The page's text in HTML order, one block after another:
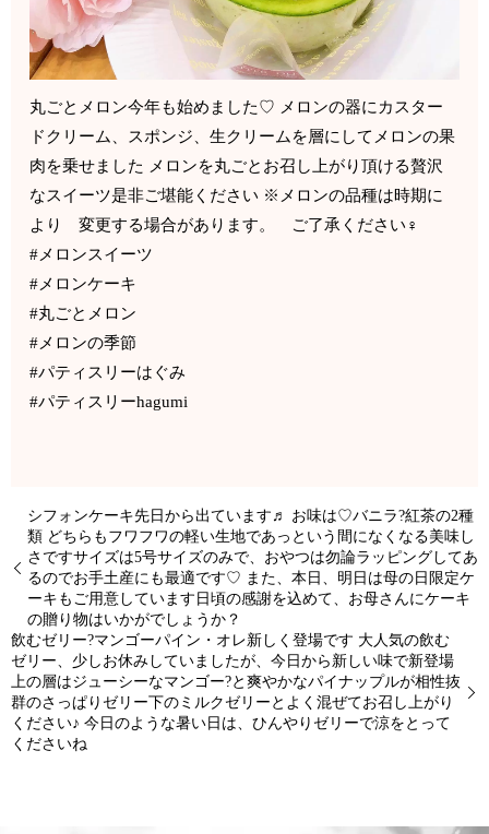
丸ごとメロン今年も始めました♡ メロンの器にカスター
ドクリーム、スポンジ、生クリームを層にしてメロンの果
肉を乗せました メロンを丸ごとお召し上がり頂ける贅沢
なスイーツ是非ご堪能ください ※メロンの品種は時期に
より 変更する場合があります。 ご了承ください‍♀️
#メロンスイーツ
#メロンケーキ
#丸ごとメロン
#メロンの季節
#パティスリーはぐみ
#パティスリーhagumi
シフォンケーキ先日から出ています♬ お味は♡バニラ?紅茶の2種
類 どちらもフワフワの軽い生地であっという間になくなる美味し
さですサイズは5号サイズのみで、おやつは勿論ラッピングしてあ
るのでお手土産にも最適です♡ また、本日、明日は母の日限定ケ
ーキもご用意しています日頃の感謝を込めて、お母さんにケーキ
の贈り物はいかがでしょうか？
飲むゼリー?マンゴーパイン・オレ新しく登場です 大人気の飲む
ゼリー、少しお休みしていましたが、今日から新しい味で新登場
上の層はジューシーなマンゴー?と爽やかなパイナップルが相性抜
群のさっぱりゼリー下のミルクゼリーとよく混ぜてお召し上がり
ください♪ 今日のような暑い日は、ひんやりゼリーで涼をとって
くださいね